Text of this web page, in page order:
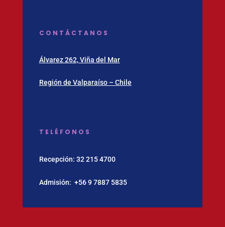
CONTÁCTANOS
Álvarez 262, Viña del Mar
Región de Valparaíso – Chile
TELÉFONOS
Recepción: 32 215 4700
Admisión: ‪+56 9 7887 5835